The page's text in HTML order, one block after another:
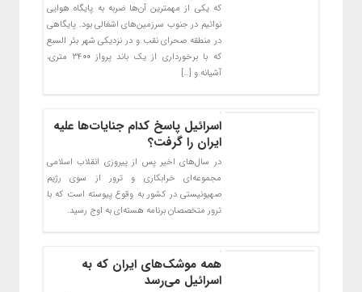
که یکی از مهمترین آن‌ها ضربه به پایگاه هوایی
نواتیم در جنوب سرزمین‌های اشغالی بود. پایگاهی
در منطقه صحرای نقب و در نزدیکی شهر بئر السبع
که با برخورداری از یک باند پرواز ۳۴۰۰ متری،
آشیانه و […]
اسرائیل پاسخ کدام جنایات‌ها علیه
ایران را گرفت؟
در سال‌های اخیر پس از پیروزی انقلاب اسلامی
مجموعه‌ای خرابکاری و ترور از سوی رژیم
صهیونیستی در کشور به وقوع پیوسته است که با
ترور متخصصان برنامه هسته‌ای به اوج رسید.
همه موشک‌های ایران که به
اسرائیل می‌رسد